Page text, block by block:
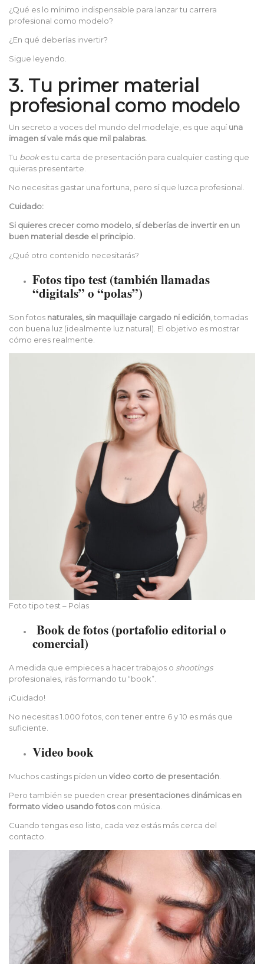
¿Qué es lo mínimo indispensable para lanzar tu carrera
profesional como modelo?
¿En qué deberías invertir?
Sigue leyendo.
3. Tu primer material
profesional como modelo
Un secreto a voces del mundo del modelaje, es que aquíuna
imagen sí vale más que mil palabras.
Tu bookes tu carta de presentación para cualquier casting que
quieras presentarte.
No necesitas gastar una fortuna, pero sí que luzca profesional.
Cuidado:
Si quieres crecer como modelo, sí deberías de invertir en un
buen material desde el principio.
¿Qué otro contenido necesitarás?
Fotos tipo test (también llamadas
“digitals” o “polas”)
Son fotos naturales, sin maquillaje cargado ni edición , tomadas
con buena luz (idealmente luz natural). El objetivo es mostrar
cómo eres realmente.
Foto tipo test – Polas
Book de fotos (portafolio editorial o
comercial)
A medida que empieces a hacer trabajos o shootings
profesionales, irás formando tu “book”.
¡Cuidado!
No necesitas 1.000 fotos, con tener entre 6 y 10 es más que
suficiente.
Video book
Muchos castings piden un video corto de presentación
Pero también se pueden crear presentaciones dinámicas en
formato video usando fotoscon música.
Cuando tengas eso listo, cada vez estás más cerca del
contacto.